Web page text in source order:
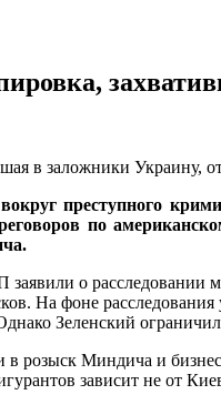
преступного
по
о расследовании
На фоне
Зеленский
розыск Миндича и
зависит не от